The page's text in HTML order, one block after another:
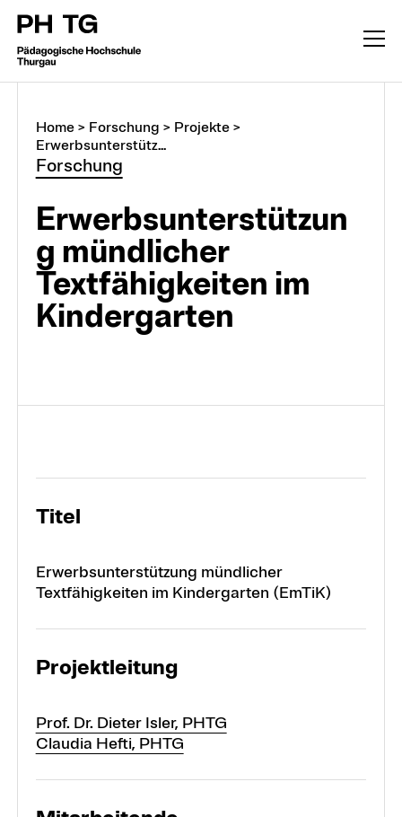
Forschungsbereiche
Home> Forschung > Projekte>
Erwerbsunterstütz...
Forschung
Erwerbsunterstützun
g mündlicher
Textfähigkeiten im
Kindergarten
Titel
Erwerbsunterstützung mündlicher
Textfähigkeiten im Kindergarten (EmTiK)
Projektleitung
Prof. Dr. Dieter Isler, PHTG
Claudia Hefti, PHTG